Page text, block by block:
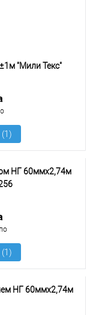
"Мили Текс"
НГ 60ммх2,74м
НГ 60ммх2,74м